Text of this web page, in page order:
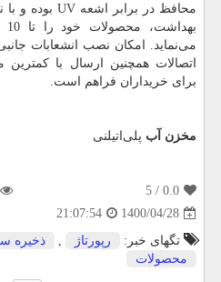
محافظ در برابر اشعه UV بوده و با
می‌نماید. امکان نصب انشعابات
اتصالات همچنین ارسال با
برای خریداران فراهم است.
مخزن آب پلی‌اتیلنی
0.0
/ 5
1400/04/28
21:07:54
تگهای خبر:
رپورتاژ , ذخیره
محصولات